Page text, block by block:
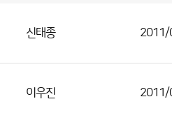
신태종 2011/
이우진 2011/